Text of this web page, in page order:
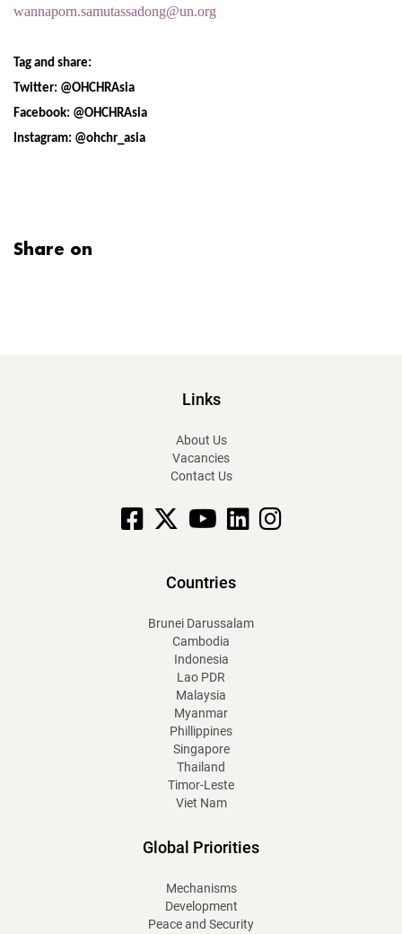
wannaporn.samutassadong@un.org
Tag and share:
Twitter: @OHCHRAsia
Facebook: @OHCHRAsia
Instagram: @ohchr_asia
Share on
Countries
Brunei Darussalam
Cambodia
Indonesia
Lao PDR
Malaysia
Myanmar
Phillippines
Singapore
Thailand
Timor-Leste
Viet Nam
Global Priorities
Mechanisms
Development
Peace and Security
Links
About Us
Vacancies
Contact Us
Facebook YouTubelinkedinInstagram